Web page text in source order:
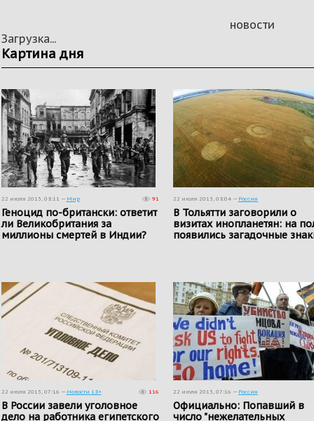
новости
Загрузка...
Картина дня
22 июля 2015, 08:11 — Мир 91
Геноцид по-британски: ответит
ли Великобритания за
миллионы смертей в Индии?
22 июля 2015, 08:04 — Россия
В Тольятти заговорили о
визитах инопланетян: на
появились загадочные
22 июля 2015, 07:16 — Новости 18+ 116
В России завели уголовное
дело на работника египетского
22 июля 2015, 07:16 — Россия
Официально: Попавший в
число "нежелательных